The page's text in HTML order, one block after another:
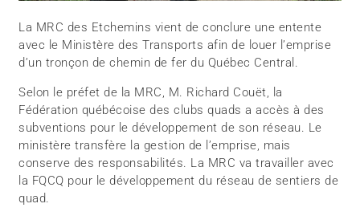
La MRC des Etchemins vient de conclure une entente
avec le Ministère des Transports afin de louer l’emprise
d’un tronçon de chemin de fer du Québec Central.
Selon le préfet de la MRC, M. Richard Couët, la
Fédération québécoise des clubs quads a accès à des
subventions pour le développement de son réseau. Le
ministère transfère la gestion de l’emprise, mais
conserve des responsabilités. La MRC va travailler avec
la FQCQ pour le développement du réseau de sentiers de
quad.